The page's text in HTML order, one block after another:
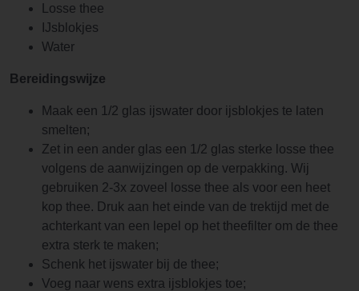
Losse thee
IJsblokjes
Water
Bereidingswijze
Maak een 1/2 glas ijswater door ijsblokjes te laten
smelten;
Zet in een ander glas een 1/2 glas sterke losse thee
volgens de aanwijzingen op de verpakking. Wij
gebruiken 2-3x zoveel losse thee als voor een heet
kop thee. Druk aan het einde van de trektijd met de
achterkant van een lepel op het theefilter om de thee
extra sterk te maken;
Schenk het ijswater bij de thee;
Voeg naar wens extra ijsblokjes toe;